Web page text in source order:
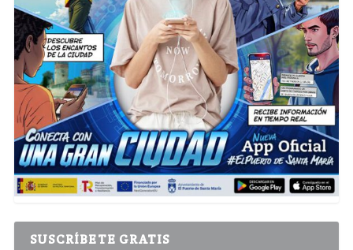
SUSCRÍBETE GRATIS